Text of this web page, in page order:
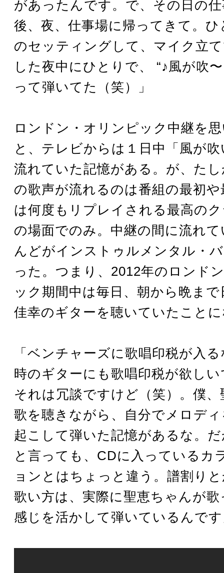
があったんです。で、その日の
後、夜、仕事場に帰ってきて。
のセッティングして、マイク立
した夜中にひとりで、 “♪風が吹
って弾いてた（笑）」
ロンドン・オリンピック中継を
と、テレビからは１日中「風が
流れていた記憶がある。が、た
の歌声が流れるのは番組の最初
は何度もリプレイされる最高の
の場面でのみ。中継の間に流れ
んどがインストゥルメンタル・
った。つまり、2012年のロンド
ック期間中は毎日、朝から晩ま
佳幸のギターを聴いていたこと
「ベンチャーズに歌唱印税が入
時のギターにも歌唱印税が欲し
それは冗談ですけど（笑）。僕
歌を聴きながら、自分でメロデ
起こして弾いた記憶があるな。
と言っても、CDに入っているカ
ョンとはちょっと違う。譜割り
歌い方は、実際に聖恵ちゃんが
感じを活かして弾いているんで